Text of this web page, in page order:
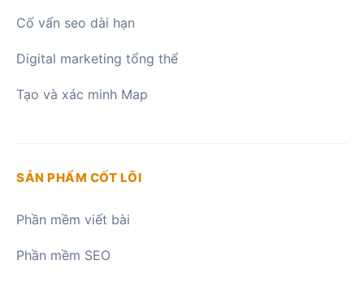
Cố vấn seo dài hạn
Digital marketing tổng thể
Tạo và xác minh Map
SẢN PHẨM CỐT LÕI
Phần mềm viết bài
Phần mềm SEO